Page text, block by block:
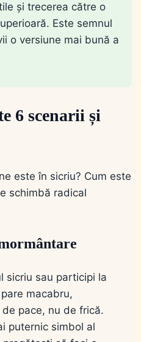
și trecerea către o
Este semnul
o versiune mai bună a
6 scenarii și
este în sicriu? Cum este
schimbă radical
sicriu sau participi la
macabru,
pace, nu de frică.
puternic simbol al